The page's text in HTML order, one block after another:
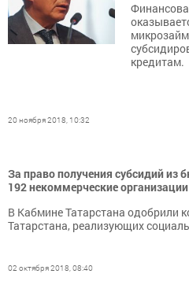
кредитам.
20 ноября 2018, 10:32
За право получения субсидий из
192 некоммерческие организации
В Кабмине Татарстана одобрили
Татарстана, реализующих
02 октября 2018, 08:40